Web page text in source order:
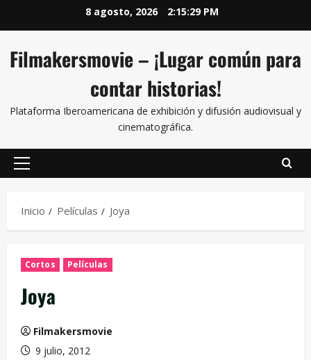
8 agosto, 2026 2:15:30 PM
Filmakersmovie – ¡Lugar común para
contar historias!
Plataforma Iberoamericana de exhibición y difusión audiovisual y
cinematográfica.
Inicio Películas Joya
Cortos Películas
Joya
Filmakersmovie
9 julio, 2012